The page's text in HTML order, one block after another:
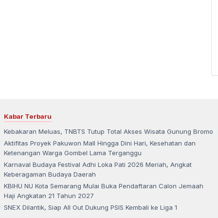
Kabar Terbaru
Kebakaran Meluas, TNBTS Tutup Total Akses Wisata Gunung Bromo
Aktifitas Proyek Pakuwon Mall Hingga Dini Hari, Kesehatan dan
Ketenangan Warga Gombel Lama Terganggu
Karnaval Budaya Festival Adhi Loka Pati 2026 Meriah, Angkat
Keberagaman Budaya Daerah
KBIHU NU Kota Semarang Mulai Buka Pendaftaran Calon Jemaah
Haji Angkatan 21 Tahun 2027
SNEX Dilantik, Siap All Out Dukung PSIS Kembali ke Liga 1